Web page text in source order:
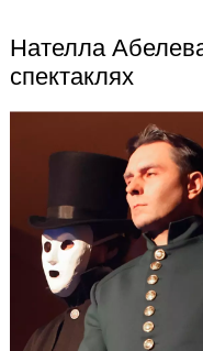
Нателла
спектаклях